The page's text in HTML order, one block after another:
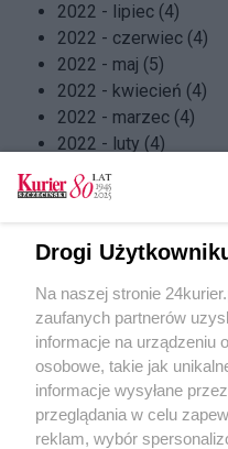
2022 - lipiec (4)
2022 - czerwiec (4)
2022 - maj (5)
2022 - kwiecień (4)
2022 - marzec (4)
2022 - luty (4)
2022 - styczeń (5)
2021 - grudzień (4)
2021 - październik (4)
2021 - sierpień (4)
2021 - lipiec (4)
2021 - czerwiec (4)
2021 - maj (5)
2021 - kwiecień (4)
2021 - marzec (5)
Drogi
Na naszej stronie
zaufanych partnerów
informacje na urządzeniu
osobowe, takie jak
informacje wysyłane
przeglądania w celu
reklam, wybór